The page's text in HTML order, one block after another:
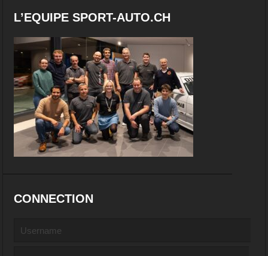
L’EQUIPE SPORT-AUTO.CH
CONNECTION